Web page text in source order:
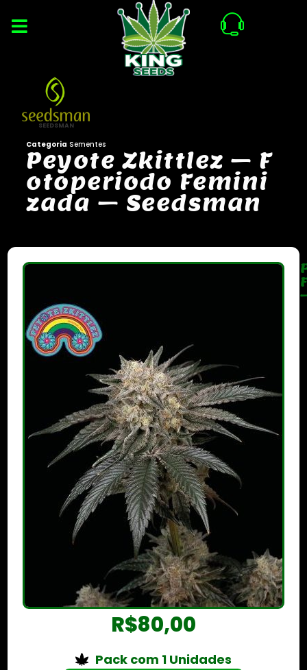
SEEDSMAN
Categoria Sementes
Peyote Zkittlez – F
otoperiodo Femini
zada – Seedsman
R$80,00
Pack com 1 Unidades